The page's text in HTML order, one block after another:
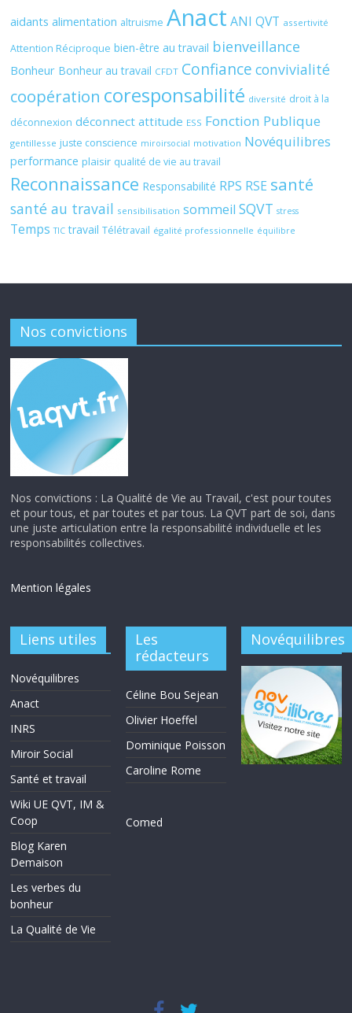
aidants alimentation altruisme Anact ANI QVT assertivité
Attention Réciproque bien-être au travail bienveillance
Bonheur Bonheur au travail CFDT Confiance convivialité
coopération coresponsabilité diversité droit à la
déconnexion déconnect attitude ESS Fonction Publique
gentillesse juste conscience miroirsocial motivation Novéquilibres
performance plaisir qualité de vie au travail
Reconnaissance Responsabilité RPS RSE santé
santé au travail sensibilisation sommeil SQVT stress
Temps TIC travail Télétravail égalité professionnelle équilibre
Nos convictions
Nos convictions : La Qualité de Vie au Travail, c'est pour toutes
et pour tous, et par toutes et par tous. La QVT part de soi, dans
une juste articulation entre la responsabilité individuelle et les
responsabilités collectives.
Mention légales
Liens utiles
Novéquilibres
Anact
INRS
Miroir Social
Santé et travail
Wiki UE QVT, IM &
Coop
Blog Karen
Demaison
Les verbes du
bonheur
La Qualité de Vie
Les
rédacteurs
Céline Bou Sejean
Olivier Hoeffel
Dominique Poisson
Caroline Rome
Comed
Novéquilibres